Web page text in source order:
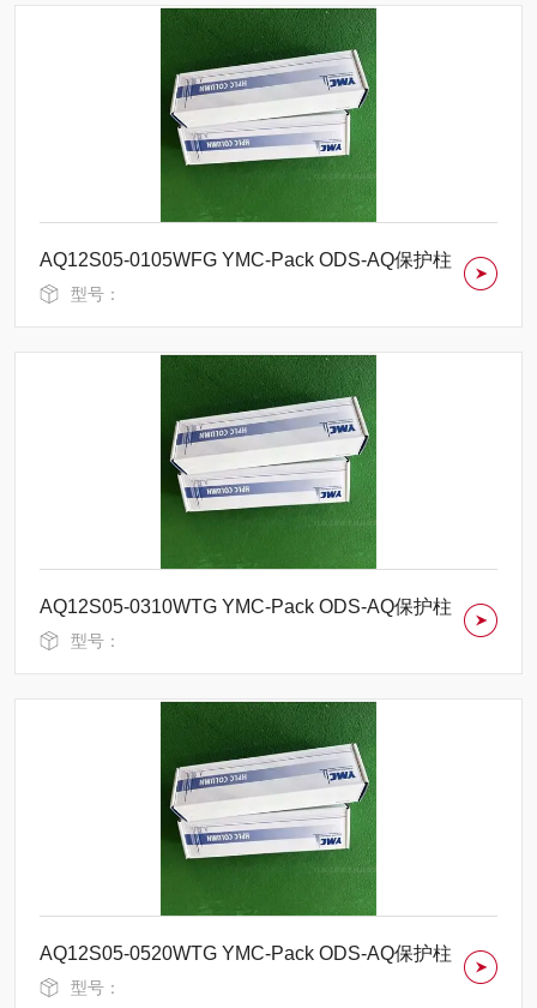
AQ12S05-0105WFG YMC-Pack ODS-AQ保护柱
型号：
AQ12S05-0310WTG YMC-Pack ODS-AQ保护柱
型号：
AQ12S05-0520WTG YMC-Pack ODS-AQ保护柱
型号：